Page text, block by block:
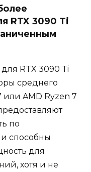
RTX 3090 Ti
RTX 3090 Ti
среднего
или AMD Ryzen 7
по
способны
для
хотя и не